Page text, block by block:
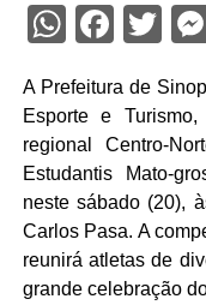
A Prefeitura de
Esporte e
regional Centro-
Estudantis Mato-
neste sábado (20),
Carlos Pasa. A
reunirá atletas de
grande celebração